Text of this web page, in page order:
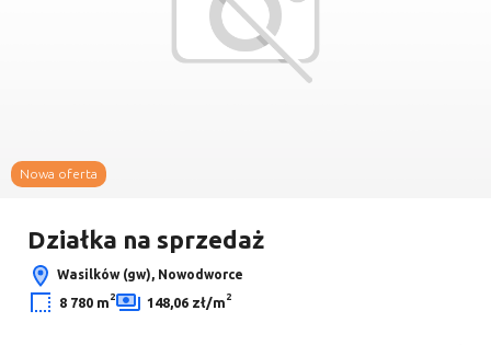
© OpenMapTiles
Nowa oferta
Działka na sprzedaż
Wasilków (gw), Nowodworce
8 780 m2 148,06 zł/m2